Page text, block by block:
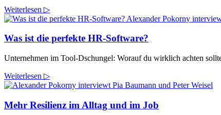
Weiterlesen ▷
Was ist die perfekte HR-Software?
Unternehmen im Tool-Dschungel: Worauf du wirklich achten
Weiterlesen ▷
Mehr Resilienz im Alltag und im Job